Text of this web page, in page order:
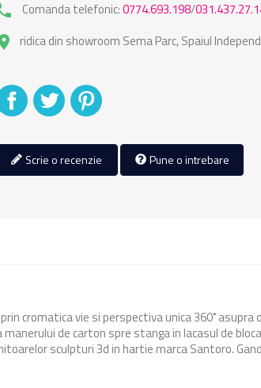
Comanda telefonic:0774.693.198/
ridica din showroom Sema Parc, Spaiul
DistribuitiTweet
Scrie o recenzie Pune o intrebare
cromatica vie si perspectiva unica 360˚ asupra
de carton spre stanga in lacasul de
sculpturi 3d in hartie marca Santoro.